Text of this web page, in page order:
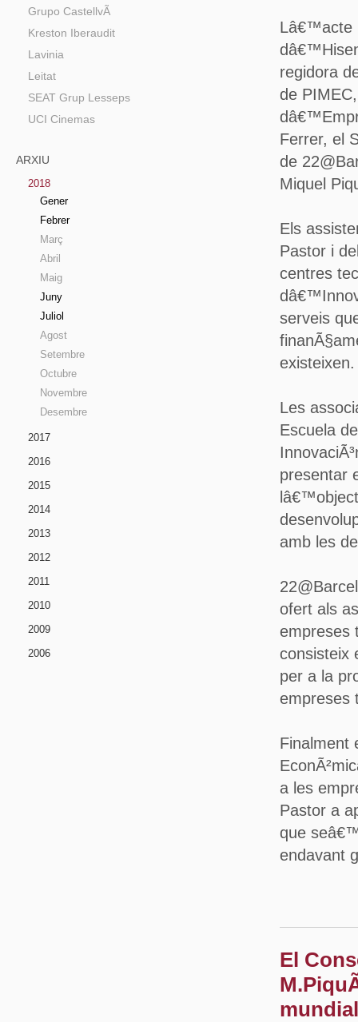
Grupo CastellvÃ­
Kreston Iberaudit
Lavinia
Leitat
SEAT Grup Lesseps
UCI Cinemas
ARXIU
2018
Gener
Febrer
Març
Abril
Maig
Juny
Juliol
Agost
Setembre
Octubre
Novembre
Desembre
2017
2016
2015
2014
2013
2012
2011
2010
2009
2006
Lâ€™acte
regidora
de
Ferrer, el
de
Miquel
Els
Pastor i
centres
serveis
existeixen.
Les
Escuela
presentar
amb les
ofert als
empreses
consisteix
per a la
empreses
Finalment
a les
Pastor a
que
endavant
El